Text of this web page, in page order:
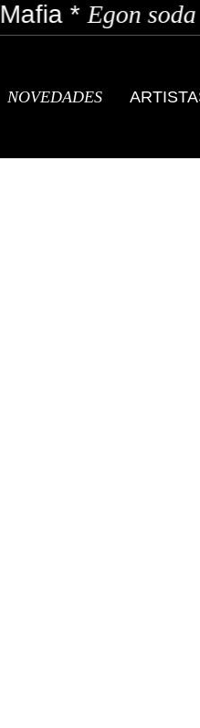
*Egon soda*El
NOVEDADES